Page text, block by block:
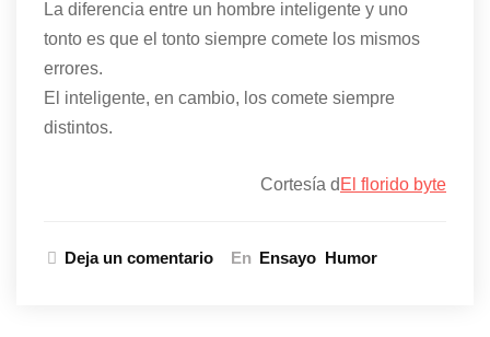
La diferencia entre un hombre inteligente y uno
tonto es que el tonto siempre comete los mismos
errores.
El inteligente, en cambio, los comete siempre
distintos.
Cortesía d El florido byte
Deja un comentario En Ensayo Humor